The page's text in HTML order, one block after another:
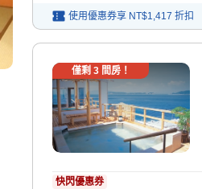
使用優惠券享 NT$1,417 折扣
僅剩 3間房！
快閃優惠券